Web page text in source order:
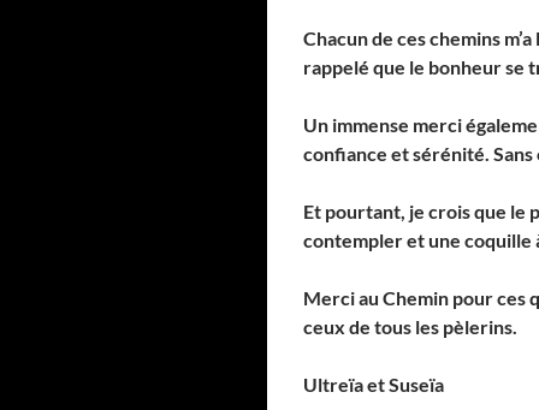
Chacun de ces chemins
rappelé que le bonheur se
Un immense merci
confiance et sérénité.
Et pourtant, je crois que le
contempler et une coquille
Merci au Chemin pour ces
ceux de tous les pèlerins.
Ultreïa et Suseïa